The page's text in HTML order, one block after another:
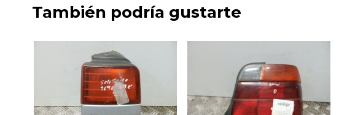
También podría gustarte